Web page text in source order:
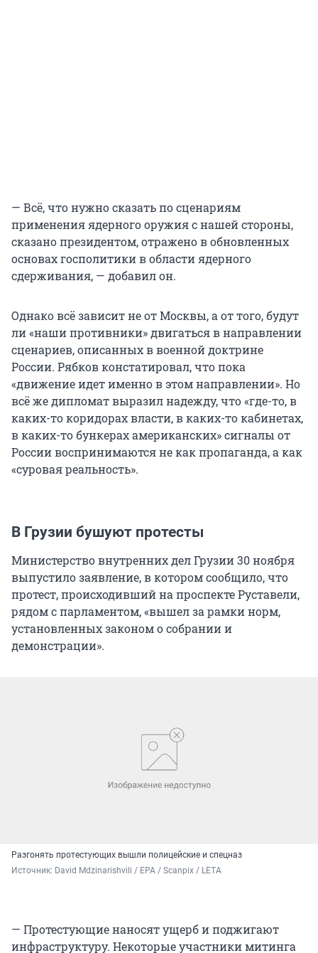
— Всё, что нужно сказать по сценариям
применения ядерного оружия с нашей стороны,
сказано президентом, отражено в обновленных
основах госполитики в области ядерного
сдерживания, — добавил он.
Однако всё зависит не от Москвы, а от того, будут
ли «наши противники» двигаться в направлении
сценариев, описанных в военной доктрине
России. Рябков констатировал, что пока
«движение идет именно в этом направлении». Но
всё же дипломат выразил надежду, что «где-то, в
каких-то коридорах власти, в каких-то кабинетах,
в каких-то бункерах американских» сигналы от
России воспринимаются не как пропаганда, а как
«суровая реальность».
В Грузии бушуют протесты
Министерство внутренних дел Грузии 30 ноября
выпустило заявление, в котором сообщило, что
протест, происходивший на проспекте Руставели,
рядом с парламентом, «вышел за рамки норм,
установленных законом о собрании и
демонстрации».
Разгонять протестующих вышли полицейские и спецназ
Источник: David Mdzinarishvili / EPA / Scanpix / LETA
— Протестующие наносят ущерб и поджигают
инфраструктуру. Некоторые участники митинга